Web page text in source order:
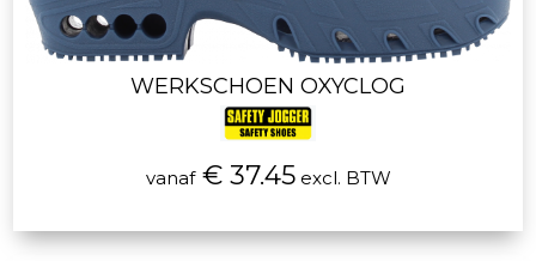
WERKSCHOEN OXYCLOG
vanaf€ 37.45excl. BTW